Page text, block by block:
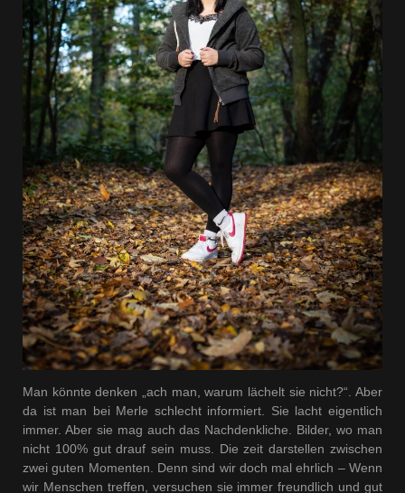
Man könnte denken „ach man, warum lächelt sie nicht?“. Aber
da ist man bei Merle schlecht informiert. Sie lacht eigentlich
immer. Aber sie mag auch das Nachdenkliche. Bilder, wo man
nicht 100% gut drauf sein muss. Die zeit darstellen zwischen
zwei guten Momenten. Denn sind wir doch mal ehrlich – Wenn
wir Menschen treffen, versuchen sie immer freundlich und gut